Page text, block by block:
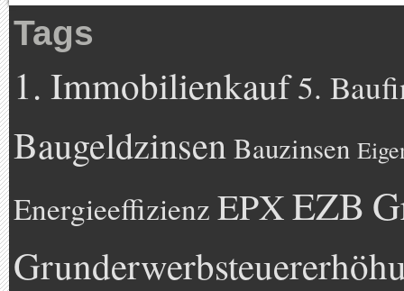
Tags
1. Immobilienkauf5.
BaugeldzinsenBauzinsen
Energieeffizienz EPXEZB